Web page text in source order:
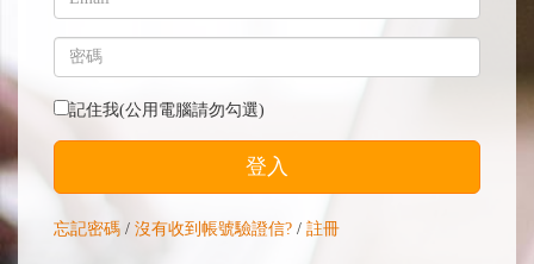
記住我(公用電腦請勿勾選)
忘記密碼 / 沒有收到帳號驗證信? / 註冊